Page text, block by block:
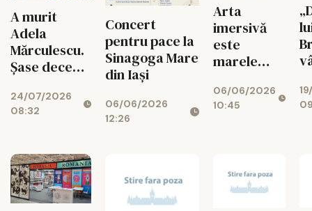
A murit
Adela
Mărculescu.
Șase decenii
Naționalului
24/07/2026
08:32
Concert
pentru pace la
Sinagoga Mare
din Iași
06/06/2026
12:26
Arta
imersivă
este
marele
anului 2026
06/06/2026
10:45